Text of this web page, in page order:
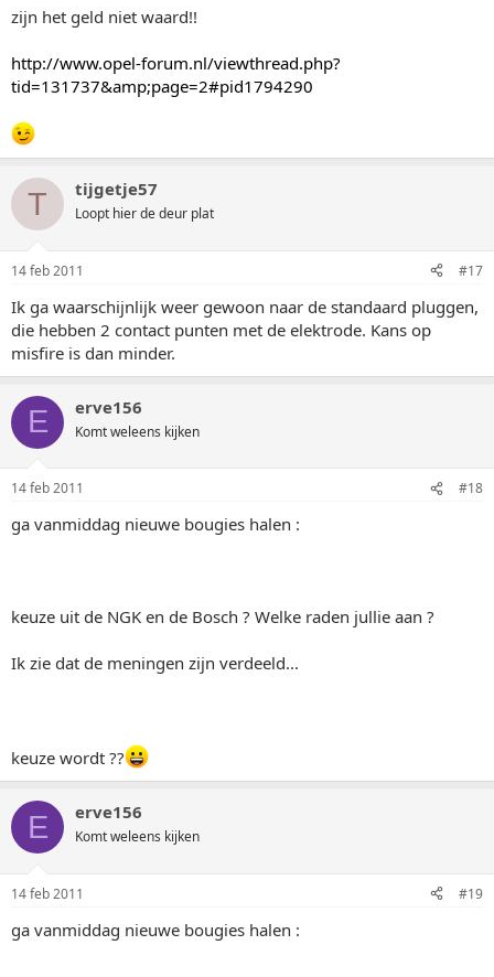
zijn het geld niet waard!!
http://www.opel-forum.nl/viewthread.php?
tid=131737&amp;page=2#pid1794290
T tijgetje57
Loopt hier de deur plat
14 feb 2011 #17
Ik ga waarschijnlijk weer gewoon naar de standaard pluggen,
die hebben 2 contact punten met de elektrode. Kans op
misfire is dan minder.
E erve156
Komt weleens kijken
14 feb 2011 #18
ga vanmiddag nieuwe bougies halen :
keuze uit de NGK en de Bosch ? Welke raden jullie aan ?
Ik zie dat de meningen zijn verdeeld...
keuze wordt ??
E erve156
Komt weleens kijken
14 feb 2011 #19
ga vanmiddag nieuwe bougies halen :